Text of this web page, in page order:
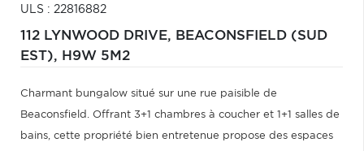
ULS : 22816882
112 LYNWOOD DRIVE, BEACONSFIELD (SUD
EST), H9W 5M2
Charmant bungalow situé sur une rue paisible de
Beaconsfield. Offrant 3+1 chambres à coucher et 1+1 salles de
bains, cette propriété bien entretenue propose des espaces